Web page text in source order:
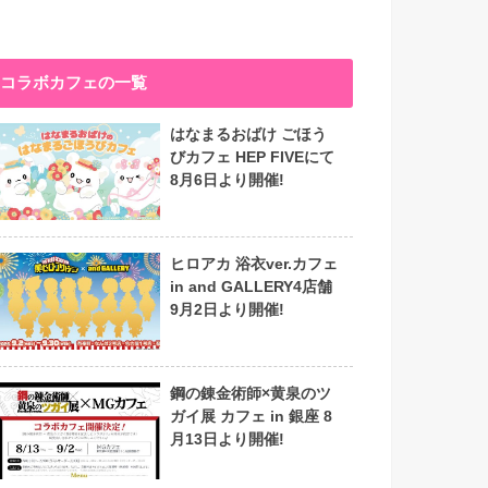
コラボカフェの一覧
はなまるおばけ ごほう
びカフェ HEP FIVEにて
8月6日より開催!
ヒロアカ 浴衣ver.カフェ
in and GALLERY4店舗
9月2日より開催!
鋼の錬金術師×黄泉のツ
ガイ展 カフェ in 銀座 8
月13日より開催!